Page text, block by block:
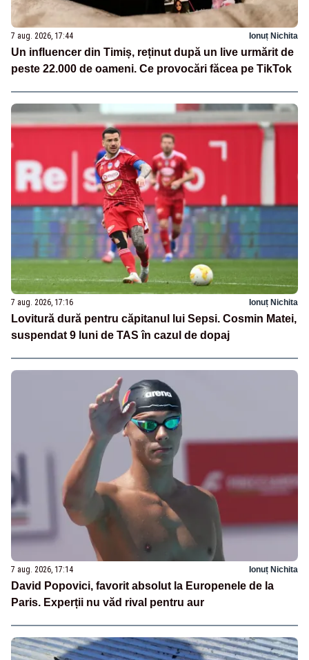
7 aug. 2026, 17:44 Ionuț Nichita
Un influencer din Timiș, reținut după un live urmărit de
peste 22.000 de oameni. Ce provocări făcea pe TikTok
7 aug. 2026, 17:16 Ionuț Nichita
Lovitură dură pentru căpitanul lui Sepsi. Cosmin Matei,
suspendat 9 luni de TAS în cazul de dopaj
7 aug. 2026, 17:14 Ionuț Nichita
David Popovici, favorit absolut la Europenele de la
Paris. Experții nu văd rival pentru aur